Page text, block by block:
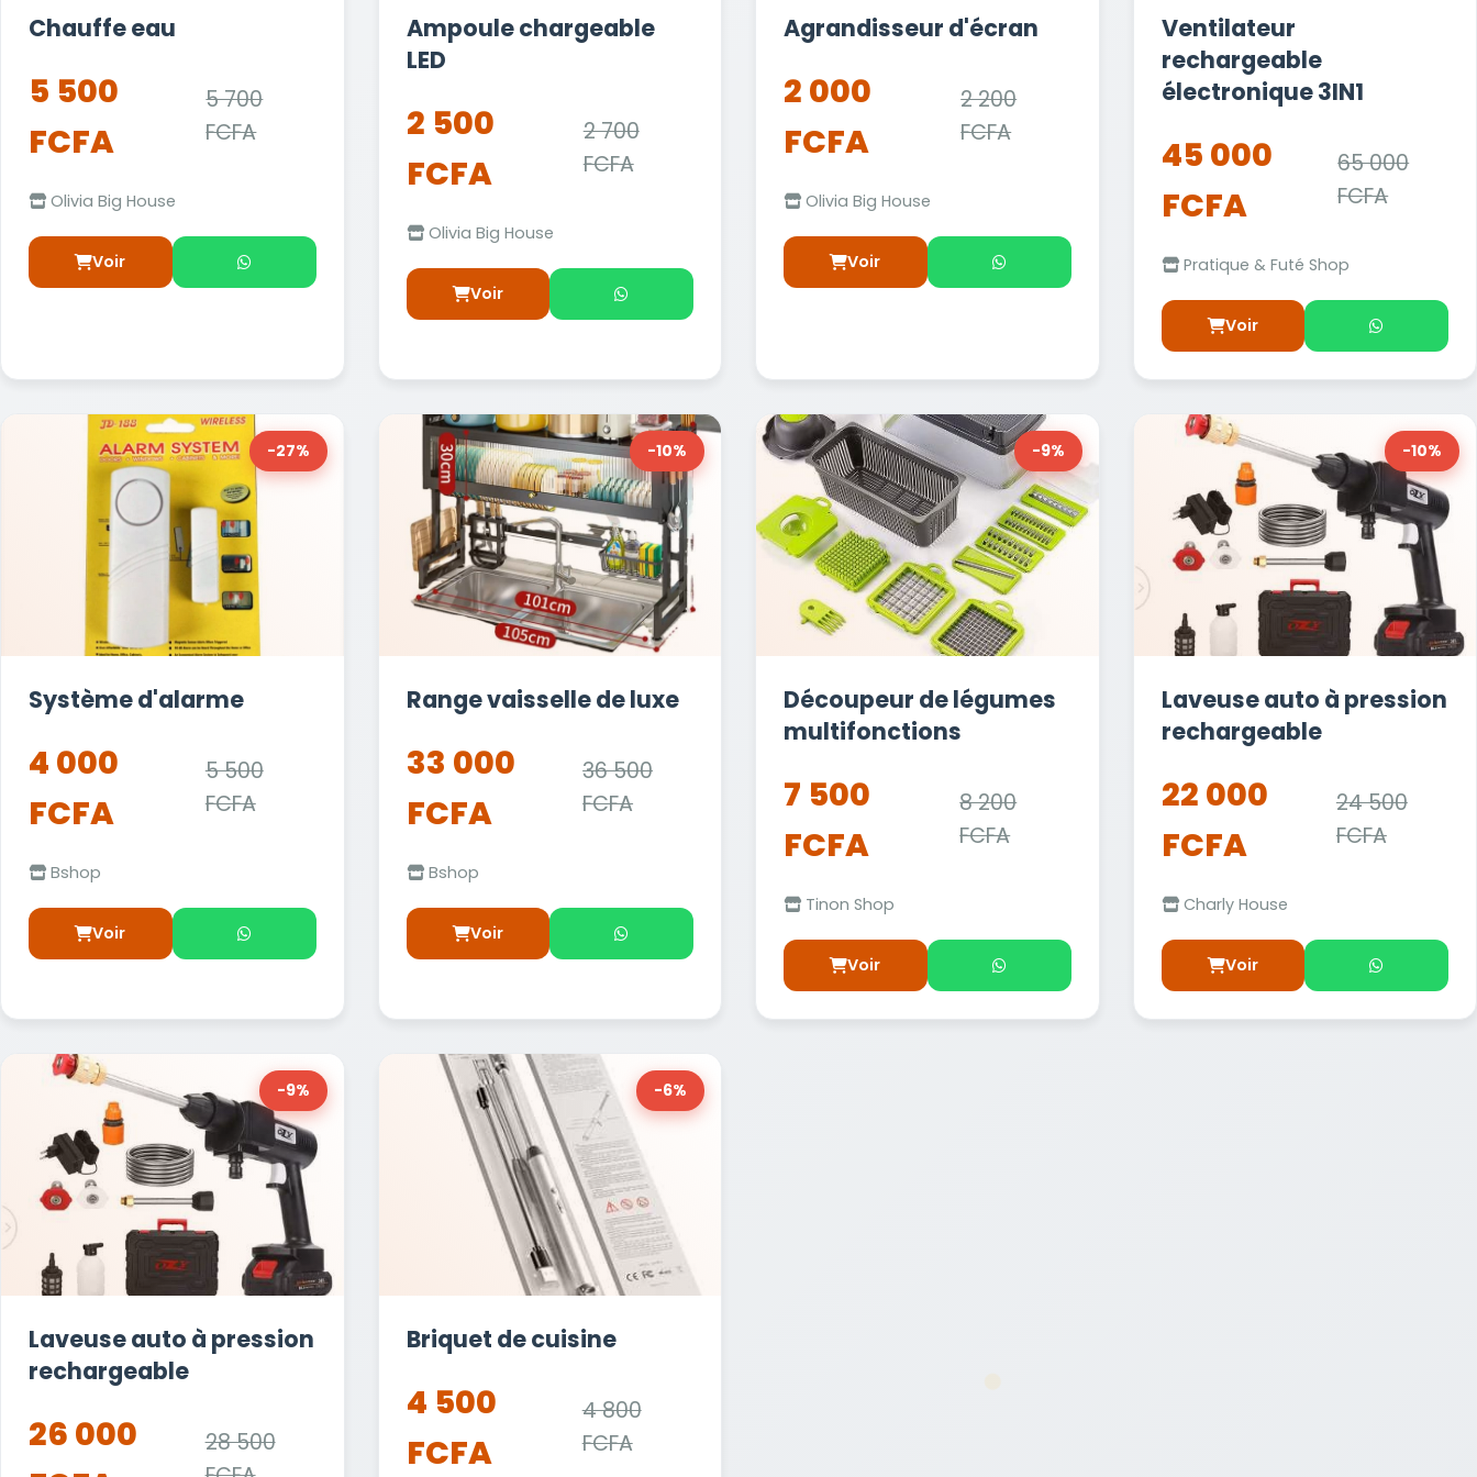
Chauffe eau
5 500
FCFA
5 700
FCFA
Olivia Big House
Voir
Ampoule chargeable
LED
2 500
FCFA
2 700
FCFA
Olivia Big House
Voir
Agrandisseur d'écran
2 000
FCFA
2 200
FCFA
Olivia Big House
Voir
Ventilateur
rechargeable
électronique 3IN1
45 000
FCFA
65 000
FCFA
Pratique & Futé Shop
Voir
-27%
Système d'alarme
4 000
FCFA
5 500
FCFA
Bshop
Voir
-10%
Range vaisselle de luxe
33 000
FCFA
36 500
FCFA
Bshop
Voir
-9%
Découpeur de légumes
multifonctions
7 500
FCFA
8 200
FCFA
Tinon Shop
Voir
-10%
Laveuse auto à pression
rechargeable
22 000
FCFA
24 500
FCFA
Charly House
Voir
-9%
Laveuse auto à pression
rechargeable
26 000
28 500
-6%
Briquet de cuisine
4 500
FCFA
4 800
FCFA